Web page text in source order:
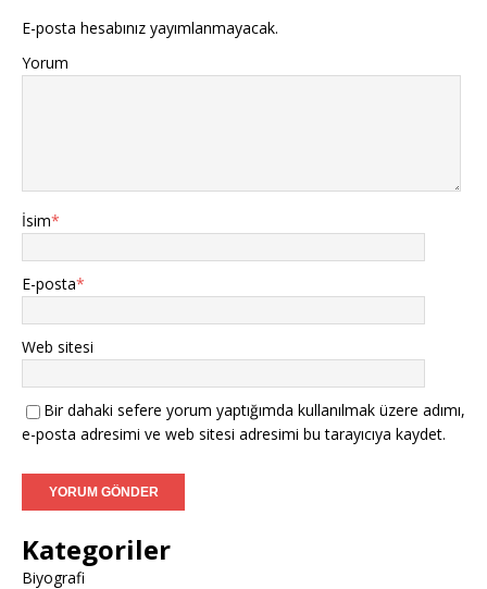
E-posta hesabınız yayımlanmayacak.
Yorum
İsim*
E-posta*
Web sitesi
Bir dahaki sefere yorum yaptığımda kullanılmak üzere adımı,
e-posta adresimi ve web sitesi adresimi bu tarayıcıya kaydet.
Kategoriler
Biyografi